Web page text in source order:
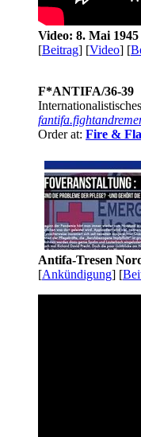
Video: 8. Mai
[Beitrag] [Video] [
F*ANTIFA/36-39
Order at: Fire &
Antifa-Tresen
[Ankündigung] [